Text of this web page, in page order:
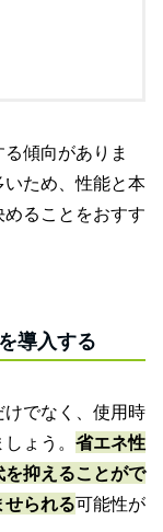
傾向がありま
ため、性能と本
ることをおすす
導入する
でなく、使用時
ょう。 省エネ性
抑えることがで
られる可能性が